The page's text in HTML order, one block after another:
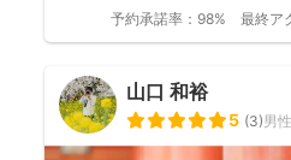
予約承諾率： 98% 最終ア
山口 和裕
5 (3)男性